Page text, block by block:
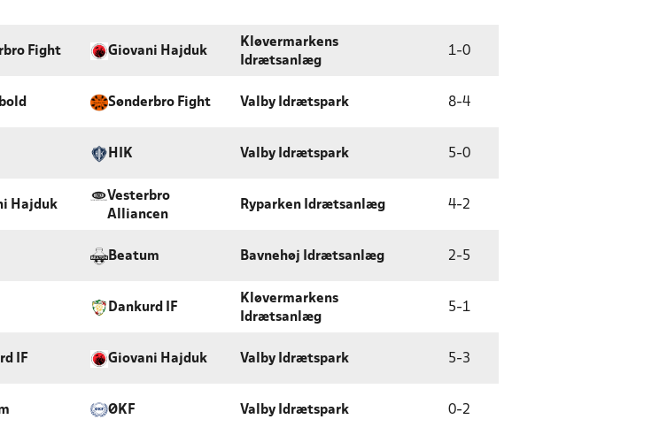
Fight Giovani Hajduk
Kløvermarkens
Idrætsanlæg
1-0
Sønderbro Fight Valby Idrætspark 8-4
HIK Valby Idrætspark 5-0
Hajduk
Vesterbro
Alliancen
Ryparken Idrætsanlæg 4-2
Beatum Bavnehøj Idrætsanlæg 2-5
Dankurd IF
Kløvermarkens
Idrætsanlæg
5-1
IF Giovani Hajduk Valby Idrætspark 5-3
ØKF Valby Idrætspark 0-2